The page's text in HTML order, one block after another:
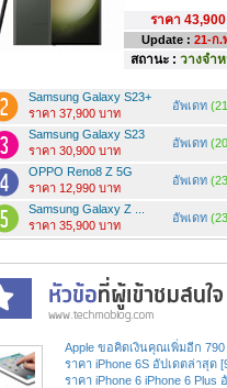
ราคา
Update : 21-ก.
สถานะ : วางจำ
Samsung Galaxy S23+
ราคา 37,900 บาท
อัพเดท
Samsung Galaxy S23
ราคา 30,900 บาท
อัพเดท
OPPO Reno8 Z 5G
ราคา 12,990 บาท
อัพเดท
Samsung Galaxy Z ...
ราคา 35,900 บาท
อัพเดท
Apple ขอคิดเงินคุณเพิ่มอีก 790
ราคา iPhone 6S อัปเดตล่าสุด [9
ราคา iPhone 6 iPhone 6 Plus อั